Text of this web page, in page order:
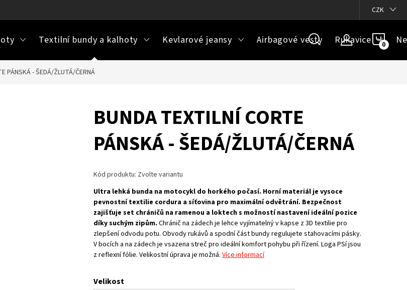
CZK
Textilní bundy a kalhoty Kevlarové jeansy Airbagové vesty Rukavice
PÁNSKÁ - ŠEDÁ/ŽLUTÁ/ČERNÁ
BUNDA TEXTILNÍ CORTE
PÁNSKÁ - ŠEDÁ/ŽLUTÁ/ČERNÁ
Kód produktu: Zvolte variantu
Ultra lehká bunda na motocykl do horkého počasí. Horní materiál je vysoce
pevnostní textilie cordura a síťovina pro maximální odvětrání. Bezpečnost
zajišťuje set chráničů na ramenou a loktech s možností nastavení ideální pozice
díky suchým zipům. Chránič na zádech je lehce vyjímatelný v kapse z 3D textilie pro
zlepšení odvodu potu. Obvody rukávů a spodní část bundy regulujete stahovacími pásky.
V bocích a na zádech je vsazena streč pro ideální komfort pohybu při řízení. Loga PSí jsou
z reflexní fólie. Velikostní úprava je možná. Více informací
Velikost